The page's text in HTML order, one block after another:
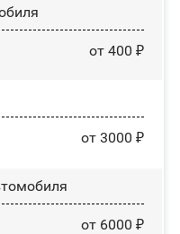
от 400 ₽
от 3000 ₽
от 6000 ₽